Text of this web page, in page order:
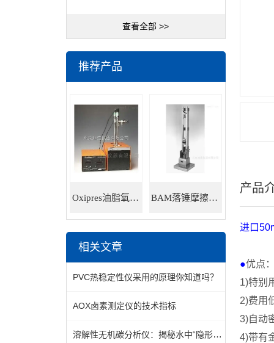
查看全部 >>
推荐产品
Oxipres油脂氧化稳定性仪 BAM落锤摩擦感度仪
相关文章
PVC热稳定性仪采用的原理你知道吗？
AOX卤素测定仪的技术指标
溶解性无机碳分析仪：揭秘水中“隐形”的碳世界
产品
进口
●优点
1)特别
2)费用
3)自动
4)带有